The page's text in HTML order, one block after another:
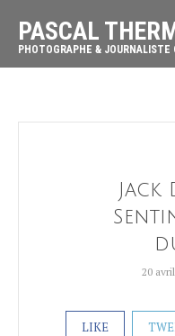
PASCAL
PHOTOGRAPHE & JOURNALISTE
Jack
20
LIKE